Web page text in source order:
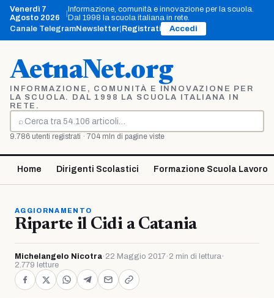
Vai
contenuto
Venerdì 7
Agosto 2026
Informazione, comunità e innovazione per la scuola.
Dal 1998 la scuola italiana in rete.
Canale TelegramNewsletter Registrati Accedi
AetnaNet.org
INFORMAZIONE, COMUNITÀ E INNOVAZIONE PER
LA SCUOLA. DAL 1998 LA SCUOLA ITALIANA IN
RETE.
⌕
Cerca
9.786 utenti registrati · 704 mln di pagine viste
Home Dirigenti Scolastici Formazione Scuola Lavoro
AGGIORNAMENTO
Riparte il Cidi a Catania
Michelangelo Nicotra· 22 Maggio 2017· 2 min di lettura·
2.779 letture